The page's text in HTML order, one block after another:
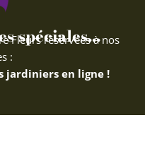
spéciales...
Fleurs réservées à nos
:
jardiniers en ligne !